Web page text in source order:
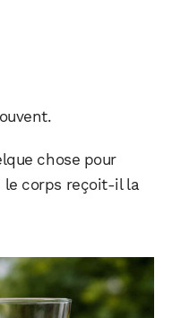
chose pour
le corps reçoit-il la